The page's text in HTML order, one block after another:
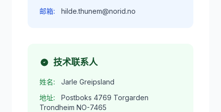
邮箱:
hilde.thunem@norid.no
技术联系人
姓名:
Jarle Greipsland
地址:
Postboks 4769 Torgarden
Trondheim NO-7465